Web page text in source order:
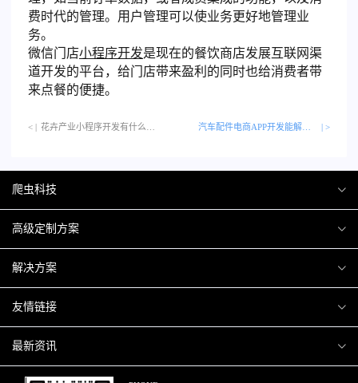
费时代的管理。用户管理可以使业务更好地管理业
务。
微信门店小程序开发是现在的餐饮商店发展互联网渠
道开发的平台，给门店带来盈利的同时也给消费者带
来点餐的便捷。
< | | >
爬虫科技
爬虫案例
关于爬虫
高级定制方案
H5互动营销
微信小程序
解决方案
商城解决方案
商城会员积分商城解决方案
网站解决方案
友情链接
厦门小程序开发
厦门APP开发
最新资讯